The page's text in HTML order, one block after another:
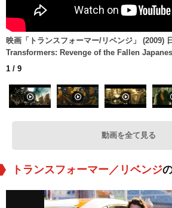
映画「トランスフォーマー/リベンジ」 (2009)
Transformers: Revenge of the Fallen
1 / 9
動画を全て見る
トランスフォーマー／リベンジ